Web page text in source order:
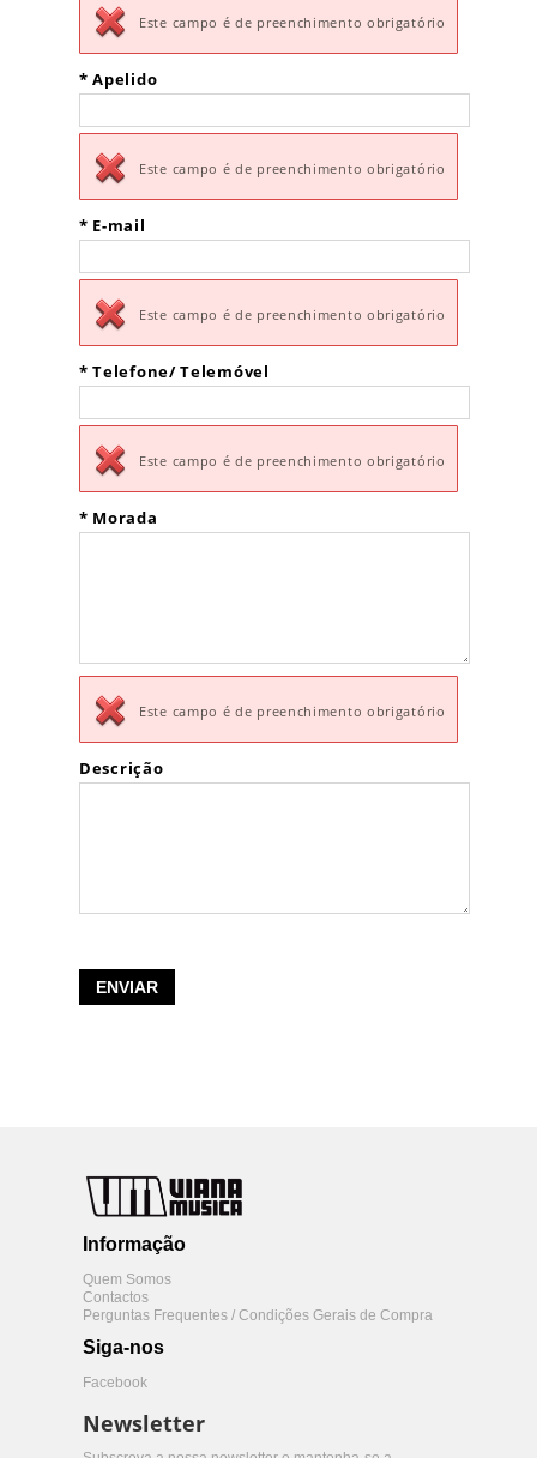
Este campo é de preenchimento obrigatório
* Apelido
Este campo é de preenchimento obrigatório
* E-mail
Este campo é de preenchimento obrigatório
* Telefone/ Telemóvel
Este campo é de preenchimento obrigatório
* Morada
Este campo é de preenchimento obrigatório
Descrição
ENVIAR
Informação
Quem Somos
Contactos
Perguntas Frequentes / Condições Gerais de Compra
Siga-nos
Facebook
Newsletter